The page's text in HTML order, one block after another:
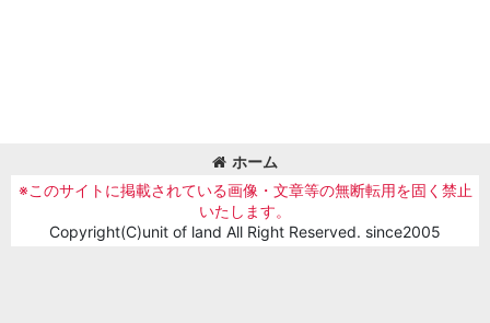
ホーム
※このサイトに掲載されている画像・文章等の無断転用を固く禁止
いたします。
Copyright(C)unit of land All Right Reserved. since2005